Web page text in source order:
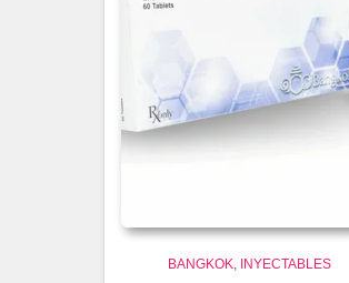
BANGKOK INYECTABLES